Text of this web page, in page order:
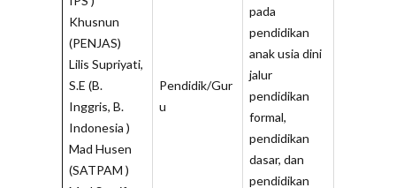
Khusnun
(PENJAS)
Lilis Supriyati,
S.E (B.
Inggris, B.
Indonesia )
Mad Husen
(SATPAM )
Pendidik/Gur
u
pada
pendidikan
anak usia dini
jalur
pendidikan
formal,
pendidikan
dasar, dan
pendidikan